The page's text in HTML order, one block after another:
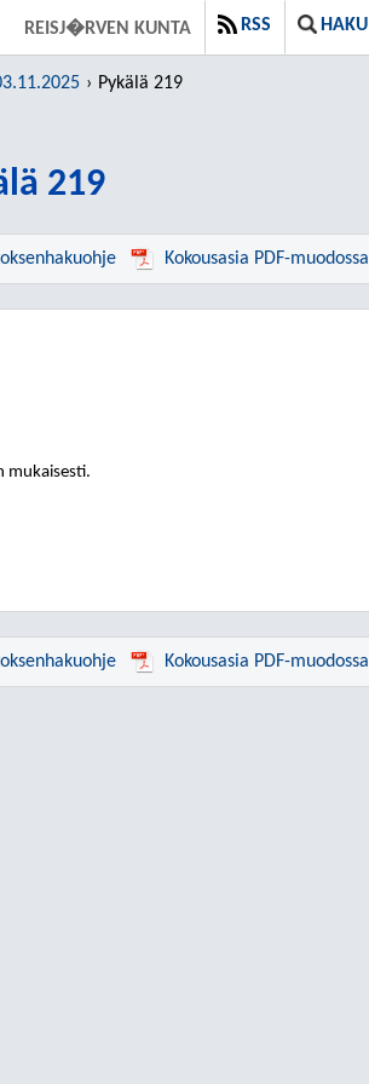
REISJ�RVEN KUNTA RSS HAKU
Pykälä 219
219
Kokousasia PDF-muodossa
mukaisesti.
Kokousasia PDF-muodossa